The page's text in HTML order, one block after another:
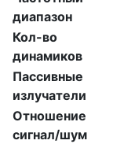
диапазон
Кол-во
динамиков
Пассивные
излучатели
Отношение
сигнал/шум